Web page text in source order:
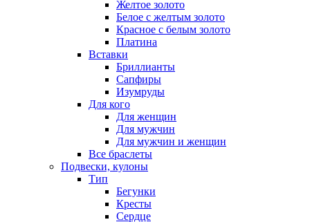
Желтое золото
Белое с желтым золото
Красное с белым золото
Платина
Вставки
Бриллианты
Сапфиры
Изумруды
Для кого
Для женщин
Для мужчин
Для мужчин и женщин
Все браслеты
Подвески, кулоны
Тип
Бегунки
Кресты
Сердце